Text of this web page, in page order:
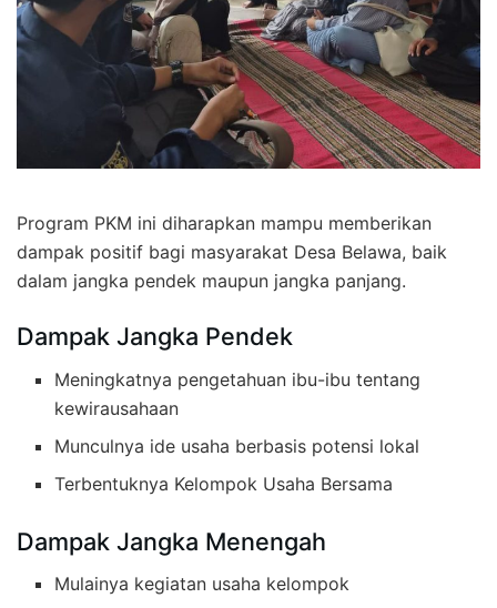
Program PKM ini diharapkan mampu memberikan
dampak positif bagi masyarakat Desa Belawa, baik
dalam jangka pendek maupun jangka panjang.
Dampak Jangka Pendek
Meningkatnya pengetahuan ibu-ibu tentang
kewirausahaan
Munculnya ide usaha berbasis potensi lokal
Terbentuknya Kelompok Usaha Bersama
Dampak Jangka Menengah
Mulainya kegiatan usaha kelompok